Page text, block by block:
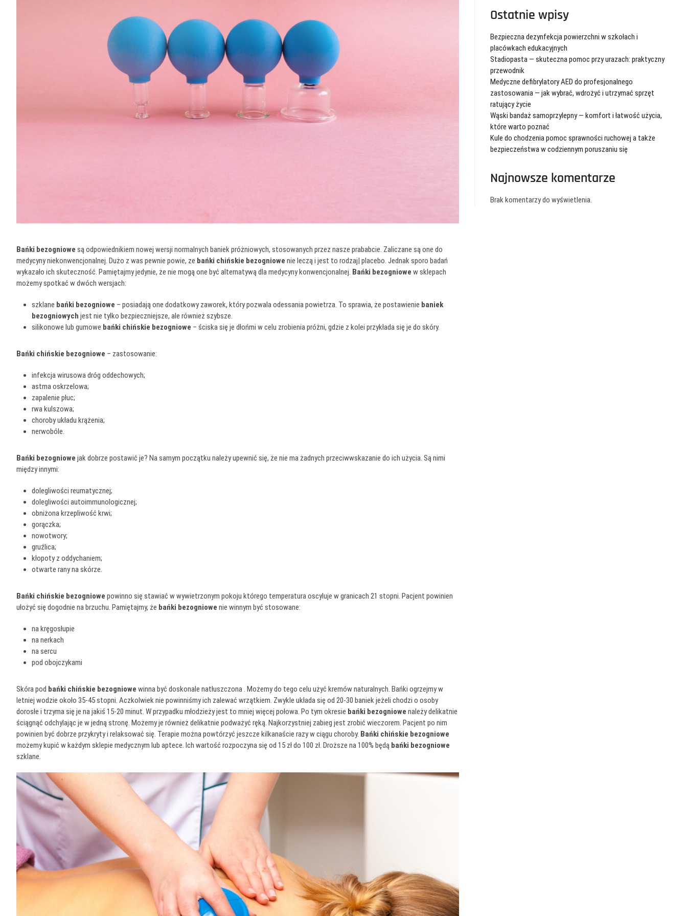
Bańki bezogniowe są odpowiednikiem nowej wersji normalnych baniek próżniowych, stosowanych przez nasze prababcie. Zaliczane są one do
medycyny niekonwencjonalnej. Dużo z was pewnie powie, ze bańki chińskie bezogniowe nie leczą i jest to rodzaj| placebo. Jednak sporo badań
wykazało ich skuteczność. Pamiętajmy jedynie, że nie mogą one być alternatywą dla medycyny konwencjonalnej. Bańki bezogniowe w sklepach
możemy spotkać w dwóch wersjach:
szklane bańki bezogniowe – posiadają one dodatkowy zaworek, który pozwala odessania powietrza. To sprawia, że postawienie baniek
bezogniowych jest nie tylko bezpieczniejsze, ale również szybsze.
silikonowe lub gumowe bańki chińskie bezogniowe – ściska się je dłońmi w celu zrobienia próżni, gdzie z kolei przykłada się je do skóry.
Bańki chińskie bezogniowe – zastosowanie:
infekcja wirusowa dróg oddechowych;
astma oskrzelowa;
zapalenie płuc;
rwa kulszowa;
choroby układu krążenia;
nerwobóle.
Bańki bezogniowe jak dobrze postawić je? Na samym początku należy upewnić się, że nie ma żadnych przeciwwskazanie do ich użycia. Są nimi
między innymi:
dolegliwości reumatycznej;
dolegliwości autoimmunologicznej;
obniżona krzepliwość krwi;
gorączka;
nowotwory;
gruźlica;
kłopoty z oddychaniem;
otwarte rany na skórze.
Bańki chińskie bezogniowe powinno się stawiać w wywietrzonym pokoju którego temperatura oscyluje w granicach 21 stopni. Pacjent powinien
ułożyć się dogodnie na brzuchu. Pamiętajmy, że bańki bezogniowe nie winnym być stosowane:
na kręgosłupie
na nerkach
na sercu
pod obojczykami
Skóra pod bańki chińskie bezogniowe winna być doskonale natłuszczona . Możemy do tego celu użyć kremów naturalnych. Bańki ogrzejmy w
letniej wodzie około 35-45 stopni. Aczkolwiek nie powinniśmy ich zalewać wrzątkiem. Zwykle układa się od 20-30 baniek jeżeli chodzi o osoby
dorosłe i trzyma się je na jakiś 15-20 minut. W przypadku młodzieży jest to mniej więcej połowa. Po tym okresie bańki bezogniowe należy delikatnie
ściągnąć odchylając je w jedną stronę. Możemy je również delikatnie podważyć ręką. Najkorzystniej zabieg jest zrobić wieczorem. Pacjent po nim
powinien być dobrze przykryty i relaksować się. Terapie można powtórzyć jeszcze kilkanaście razy w ciągu choroby. Bańki chińskie bezogniowe
możemy kupić w każdym sklepie medycznym lub aptece. Ich wartość rozpoczyna się od 15 zł do 100 zł. Droższe na 100% będą bańki bezogniowe
szklane.
Ostatnie wpisy
Bezpieczna dezynfekcja powierzchni w szkołach i
placówkach edukacyjnych
Stadiopasta — skuteczna pomoc przy urazach: praktyczny
przewodnik
Medyczne defibrylatory AED do profesjonalnego
zastosowania — jak wybrać, wdrożyć i utrzymać sprzęt
ratujący życie
Wąski bandaż samoprzylepny — komfort i łatwość użycia,
które warto poznać
Kule do chodzenia pomoc sprawności ruchowej a także
bezpieczeństwa w codziennym poruszaniu się
Najnowsze komentarze
Brak komentarzy do wyświetlenia.